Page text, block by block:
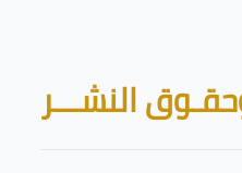
Blocks
النشـــر